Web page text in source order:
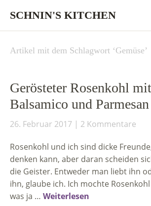
SCHNIN'S KITCHEN
Artikel mit dem Schlagwort ‘Gemüse’
Gerösteter Rosenkohl mit
Balsamico und Parmesan
26. Februar 2017 2 Kommentare
Rosenkohl und ich sind dicke
denken kann, aber daran scheiden
die Geister. Entweder man liebt ihn
ihn, glaube ich. Ich mochte
was ja … Weiterlesen